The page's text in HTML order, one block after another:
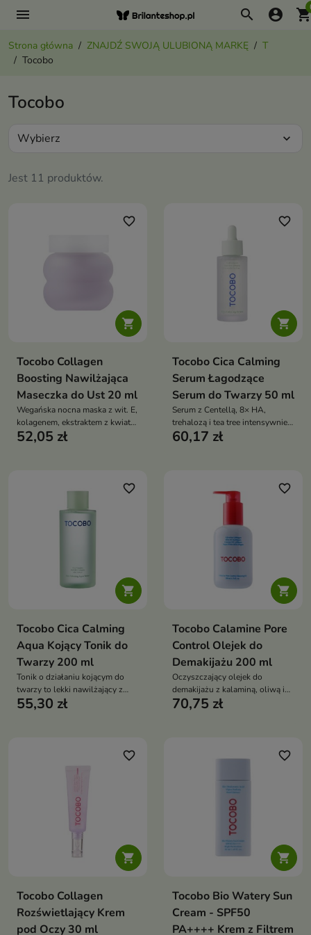
menu search account_circle
Strona główna ZNAJDŹ SWOJĄ ULUBIONĄ MARKĘ
T
Tocobo
Tocobo
Jest 11 produktów.
Wybierz expand_more

favorite_border
Tocobo Collagen
Boosting Nawilżająca
Maseczka do Ust 20 ml
Wegańska nocna maska z wit. E,
kolagenem, ekstraktem z kwiatu
aloesu i oliwą intensywnie
52,05 zł

favorite_border
Tocobo Cica Calming
Serum Łagodzące
Serum do Twarzy 50 ml
Serum z Centellą, 8× HA,
trehalozą i tea tree intensywnie
nawilża, koi zaczerwienienia,
60,17 zł

favorite_border
Tocobo Cica Calming
Aqua Kojący Tonik do
Twarzy 200 ml
Tonik o działaniu kojącym do
twarzy to lekki nawilżający z
kompleksem HA, aloesem i
55,30 zł

favorite_border
Tocobo Calamine Pore
Control Olejek do
Demakijażu 200 ml
Oczyszczający olejek do
demakijażu z kalaminą, oliwą i
olejem kokosowym skutecznie
70,75 zł

favorite_border
Tocobo Collagen
Rozświetlający Krem
pod Oczy 30 ml

favorite_border
Tocobo Bio Watery Sun
Cream - SPF50
PA++++ Krem z Filtrem